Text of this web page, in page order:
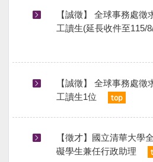
【誠徵】 全球事務處
工讀生(延⻑收件⾄115/
【誠徵】 全球事務處徵
工讀生1位
【徵才】國立清華大學
礙學生兼任行政助理